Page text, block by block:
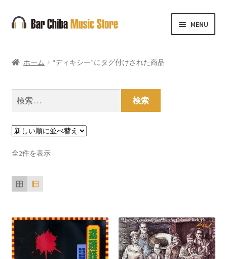
ナ
ビ
ー
ン
へ
キ
プ
コ
ン
ン
ス
キ
プ
MENU
ホーム “ディキシー”にタグ付けされた商品
検
索:
全2件を表示新